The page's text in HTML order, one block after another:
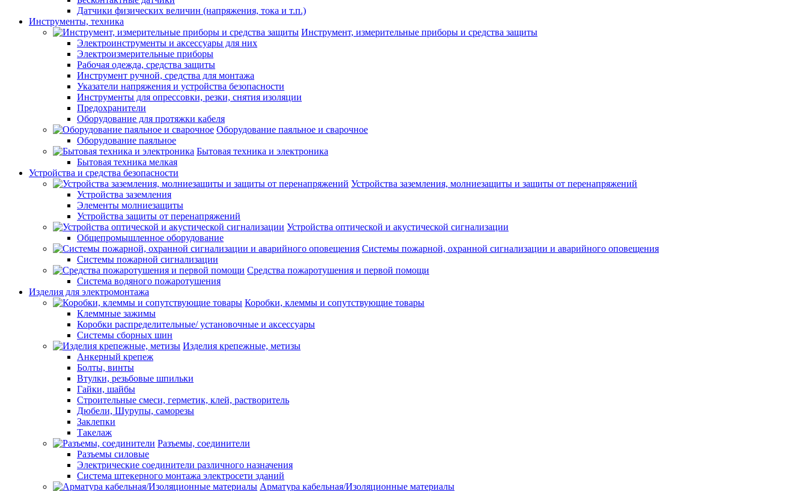
Датчики физических величин (напряжения, тока и т.п.)
Инструменты, техника
Инструмент, измерительные приборы и средства защиты
Электроинструменты и аксессуары для них
Электроизмерительные приборы
Рабочая одежда, средства защиты
Инструмент ручной, средства для монтажа
Указатели напряжения и устройства безопасности
Инструменты для опрессовки, резки, снятия изоляции
Предохранители
Оборудование для протяжки кабеля
Оборудование паяльное и сварочное
Оборудование паяльное
Бытовая техника и электроника
Бытовая техника мелкая
Устройства и средства безопасности
Устройства заземления, молниезащиты и защиты от перенапряжений
Устройства заземления
Элементы молниезащиты
Устройства защиты от перенапряжений
Устройства оптической и акустической сигнализации
Общепромышленное оборудование
Системы пожарной, охранной сигнализации и аварийного оповещения
Системы пожарной сигнализации
Средства пожаротушения и первой помощи
Система водяного пожаротушения
Изделия для электромонтажа
Коробки, клеммы и сопутствующие товары
Клеммные зажимы
Коробки распределительные/ установочные и аксессуары
Системы сборных шин
Изделия крепежные, метизы
Анкерный крепеж
Болты, винты
Втулки, резьбовые шпильки
Гайки, шайбы
Строительные смеси, герметик, клей, растворитель
Дюбели, Шурупы, саморезы
Заклепки
Такелаж
Разъемы, соединители
Разъемы силовые
Электрические соединители различного назначения
Система штекерного монтажа электросети зданий
Арматура кабельная/Изоляционные материалы